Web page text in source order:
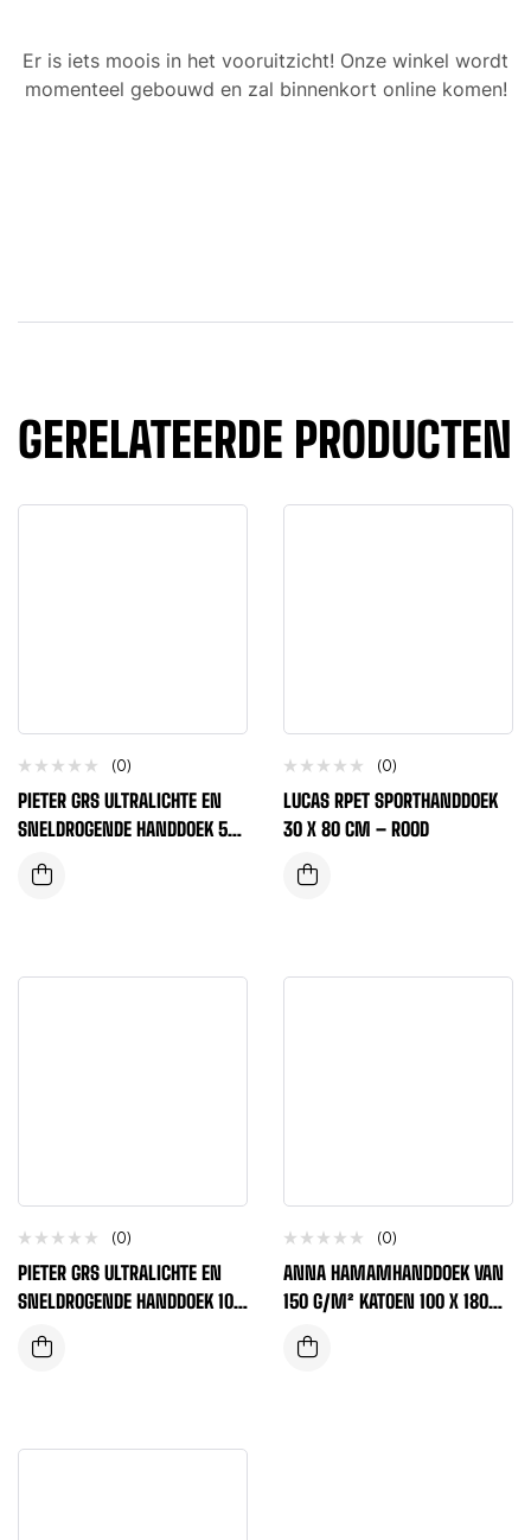
Er is iets moois in het vooruitzicht! Onze winkel wordt
momenteel gebouwd en zal binnenkort online komen!
GERELATEERDE PRODUCTEN
(0)
PIETER GRS ULTRALICHTE EN
SNELDROGENDE HANDDOEK 50
(0)
LUCAS RPET SPORTHANDDOEK
30 X 80 CM – ROOD
(0)
PIETER GRS ULTRALICHTE EN
SNELDROGENDE HANDDOEK 100
(0)
ANNA HAMAMHANDDOEK VAN
150 G/M² KATOEN 100 X 180